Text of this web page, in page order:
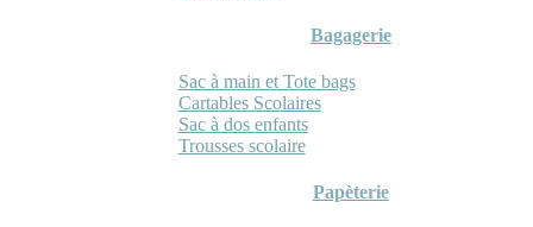
Bagagerie
Sac à main et Tote bags
Cartables Scolaires
Sac à dos enfants
Trousses scolaire
Papèterie